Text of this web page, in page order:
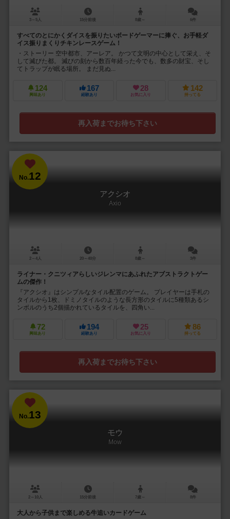
3～5人 15分前後 8歳～ 6件
すべてのとにかくダイスを振りたいボードゲーマーに捧ぐ、お手軽ダ
イス振りまくりチキンレースゲーム！
・ストーリー 空中都市、アーレア。 かつて文明の中心として栄え、そ
して滅びた都。 滅びの刻から数百年経った今でも、数多の財宝、そし
てトラップが眠る場所。 まだ見ぬ...
124
興味あり
167
経験あり
28
お気に入り
142
持ってる
再入荷までお待ち下さい
No.12
アクシオ
Axio
2～4人 20～40分 8歳～ 3件
ライナー・クニツィアらしいジレンマにあふれたアブストラクトゲー
ムの傑作！
『アクシオ』はシンプルなタイル配置のゲーム。 プレイヤーは手札の
タイルから1枚、ドミノタイルのような長方形のタイルに5種類あるシ
ンボルのうち2個描かれているタイルを、四角い...
72
興味あり
194
経験あり
25
お気に入り
86
持ってる
再入荷までお待ち下さい
No.13
モウ
Mow
2～10人 15分前後 7歳～ 8件
大人から子供まで楽しめる牛追いカードゲーム